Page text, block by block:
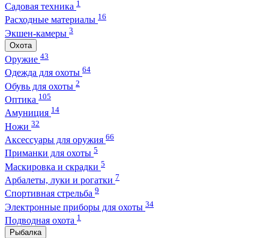
Садовая техника 1
Расходные материалы 16
Экшен-камеры 3
Охота
Оружие 43
Одежда для охоты 64
Обувь для охоты 2
Оптика 105
Амуниция 14
Ножи 32
Аксессуары для оружия 66
Приманки для охоты 5
Маскировка и скрадки 5
Арбалеты, луки и рогатки 7
Спортивная стрельба 9
Электронные приборы для охоты 34
Подводная охота 1
Рыбалка